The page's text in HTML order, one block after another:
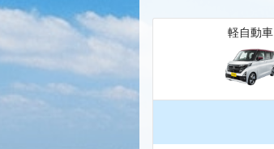
軽自動車